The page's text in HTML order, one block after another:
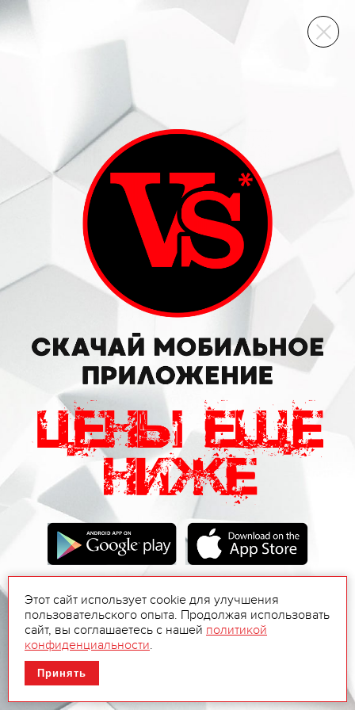
ВИННЫЙ СКЛАД
Этот сайт использует cookie для улучшения
пользовательского опыта. Продолжая использовать
сайт, вы соглашаетесь с нашей политикой
конфиденциальности.
Принять